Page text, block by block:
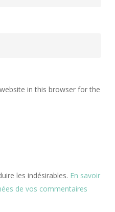
in this browser for the
les indésirables. En savoir
de vos commentaires